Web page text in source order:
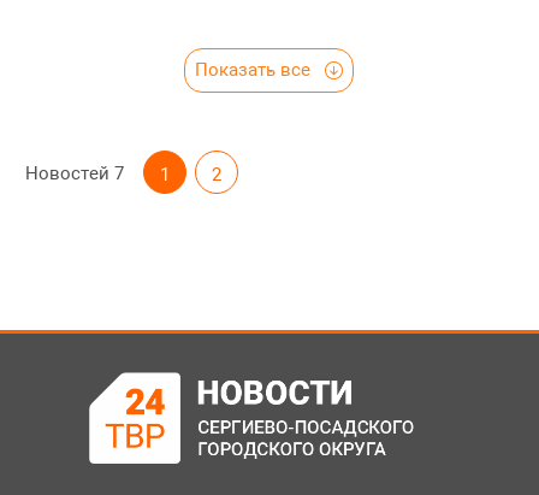
Показать все
Новостей 7 1 2